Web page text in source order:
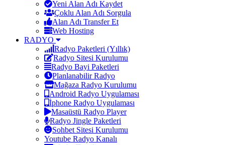
Yeni Alan Adı Kaydet
Çoklu Alan Adı Sorgula
Alan Adı Transfer Et
Web Hosting
RADYO
Radyo Paketleri (Yıllık)
Radyo Sitesi Kurulumu
Radyo Bayi Paketleri
Planlanabilir Radyo
Mağaza Radyo Kurulumu
Android Radyo Uygulaması
İphone Radyo Uygulaması
Masaüstü Radyo Player
Radyo Jingle Paketleri
Sohbet Sitesi Kurulumu
Youtube Radyo Kanalı